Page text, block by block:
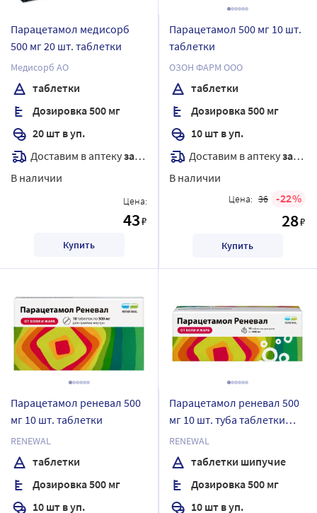
Парацетамол медисорб
500 мг 20 шт. таблетки
Медисорб АО
таблетки
Дозировка 500 мг
20 шт в уп.
Доставим в аптекузавтра
В наличии
Цена:
43₽
Купить
Парацетамол 500 мг 10 шт.
таблетки
ОЗОН ФАРМ ООО
таблетки
Дозировка 500 мг
10 шт в уп.
Доставим в аптекузавтра
В наличии
Цена: 36 22
28₽
Купить
Парацетамол реневал 500
мг 10 шт. таблетки
RENEWAL
таблетки
Дозировка 500 мг
10 шт в уп.
Парацетамол реневал 500
мг 10 шт. туба таблетки
шипучие
RENEWAL
таблетки шипучие
Дозировка 500 мг
10 шт в уп.